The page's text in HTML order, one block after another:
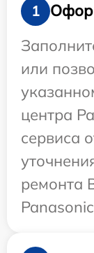
1
или
центра
сервиса
ремонта